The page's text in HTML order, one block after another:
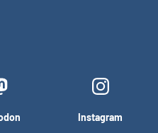
Instagram